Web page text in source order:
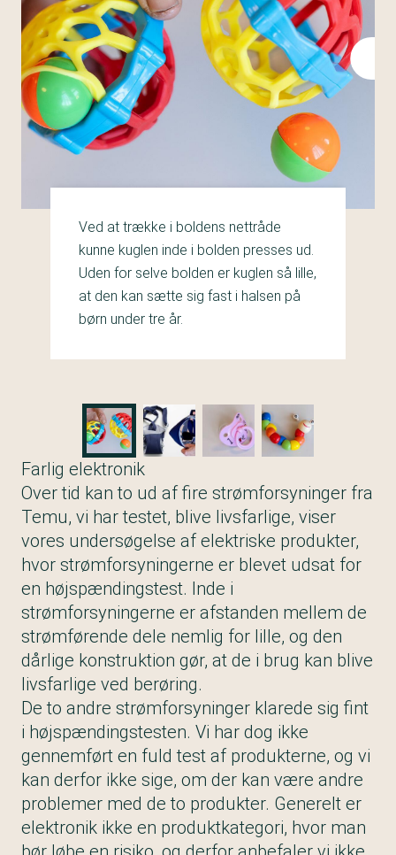
Ved at trække i boldens nettråde
kunne kuglen inde i bolden presses ud.
Uden for selve bolden er kuglen så lille,
at den kan sætte sig fast i halsen på
børn under tre år.
Farlig elektronik
Over tid kan to ud af fire strømforsyninger fra
Temu, vi har testet, blive livsfarlige, viser
vores undersøgelse af elektriske produkter,
hvor strømforsyningerne er blevet udsat for
en højspændingstest. Inde i
strømforsyningerne er afstanden mellem de
strømførende dele nemlig for lille, og den
dårlige konstruktion gør, at de i brug kan blive
livsfarlige ved berøring.
De to andre strømforsyninger klarede sig fint
i højspændingstesten. Vi har dog ikke
gennemført en fuld test af produkterne, og vi
kan derfor ikke sige, om der kan være andre
problemer med de to produkter. Generelt er
elektronik ikke en produktkategori, hvor man